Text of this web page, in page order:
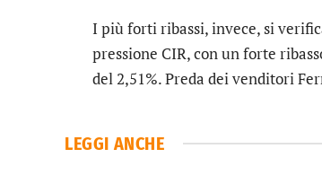
I più forti ribassi, invece, si
pressione CIR, con un forte
del 2,51%. Preda dei venditori
LEGGI ANCHE